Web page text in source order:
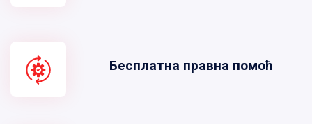
Бесплатна правна помоћ